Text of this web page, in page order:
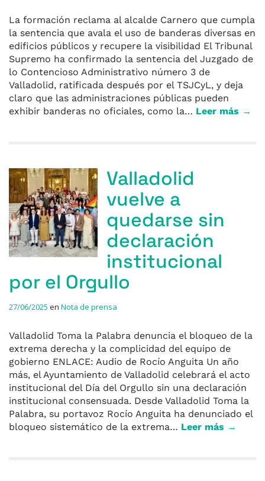
La formación reclama al alcalde Carnero que cumpla
la sentencia que avala el uso de banderas diversas en
edificios públicos y recupere la visibilidad El Tribunal
Supremo ha confirmado la sentencia del Juzgado de
lo Contencioso Administrativo número 3 de
Valladolid, ratificada después por el TSJCyL, y deja
claro que las administraciones públicas pueden
exhibir banderas no oficiales, como la… Leer más →
Valladolid
vuelve a
quedarse sin
declaración
institucional
por el Orgullo
27/06/2025 en Nota de prensa
Valladolid Toma la Palabra denuncia el bloqueo de la
extrema derecha y la complicidad del equipo de
gobierno ENLACE: Audio de Rocío Anguita Un año
más, el Ayuntamiento de Valladolid celebrará el acto
institucional del Día del Orgullo sin una declaración
institucional consensuada. Desde Valladolid Toma la
Palabra, su portavoz Rocío Anguita ha denunciado el
bloqueo sistemático de la extrema… Leer más →